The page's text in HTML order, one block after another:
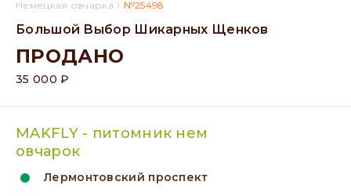
Немецкая овчарка › №25498
Большой Выбор Шикарных Щенков
ПРОДАНО
35 000 ₽
MAKFLY - питомник нем
овчарок
Лермонтовский проспект